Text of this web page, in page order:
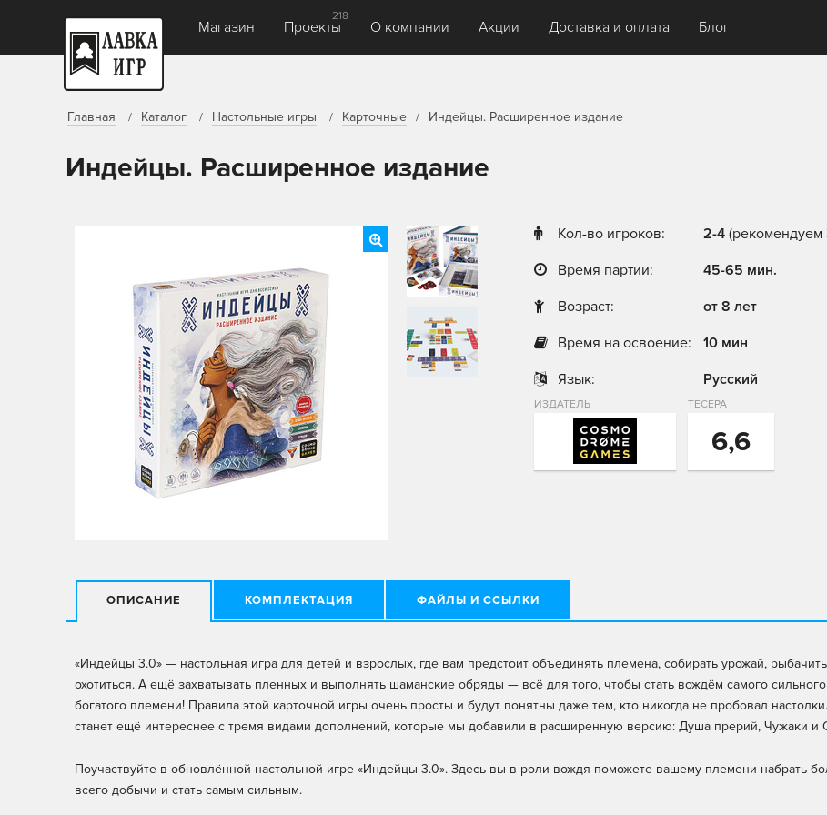
Магазин Проекты
218
О компании Акции Доставка и оплата Блог
Главная Каталог Настольные игры Карточные Индейцы. Расширенное издание
Индейцы. Расширенное издание
Кол-во игроков: 2-4 (рекомендуем
Время партии:
45-65 мин.
Возраст:
от 8 лет
Время на освоение:
10 мин
Язык:
Русский
ИЗДАТЕЛЬ ТЕСЕРА
6,6
ОПИСАНИЕ КОМПЛЕКТАЦИЯ ФАЙЛЫ И ССЫЛКИ
«Индейцы 3.0» — настольная игра для детей и взрослых, где вам предстоит объединять племена, собирать урожай,
охотиться. А ещё захватывать пленных и выполнять шаманские обряды — всё для того, чтобы стать вождём самого
богатого племени! Правила этой карточной игры очень просты и будут понятны даже тем, кто никогда не пробовал
станет ещё интереснее с тремя видами дополнений, которые мы добавили в расширенную версию: Душа прерий, Чужаки и
Поучаствуйте в обновлённой настольной игре «Индейцы 3.0». Здесь вы в роли вождя поможете вашему племени набрать
всего добычи и стать самым сильным.